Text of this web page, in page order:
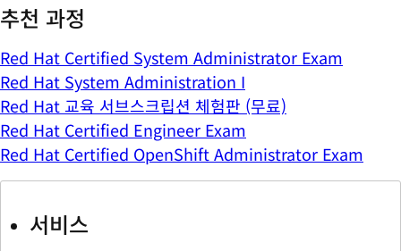
추천 과정
Red Hat Certified System Administrator Exam
Red Hat System Administration I
Red Hat 교육 서브스크립션 체험판 (무료)
Red Hat Certified Engineer Exam
Red Hat Certified OpenShift Administrator Exam
서비스